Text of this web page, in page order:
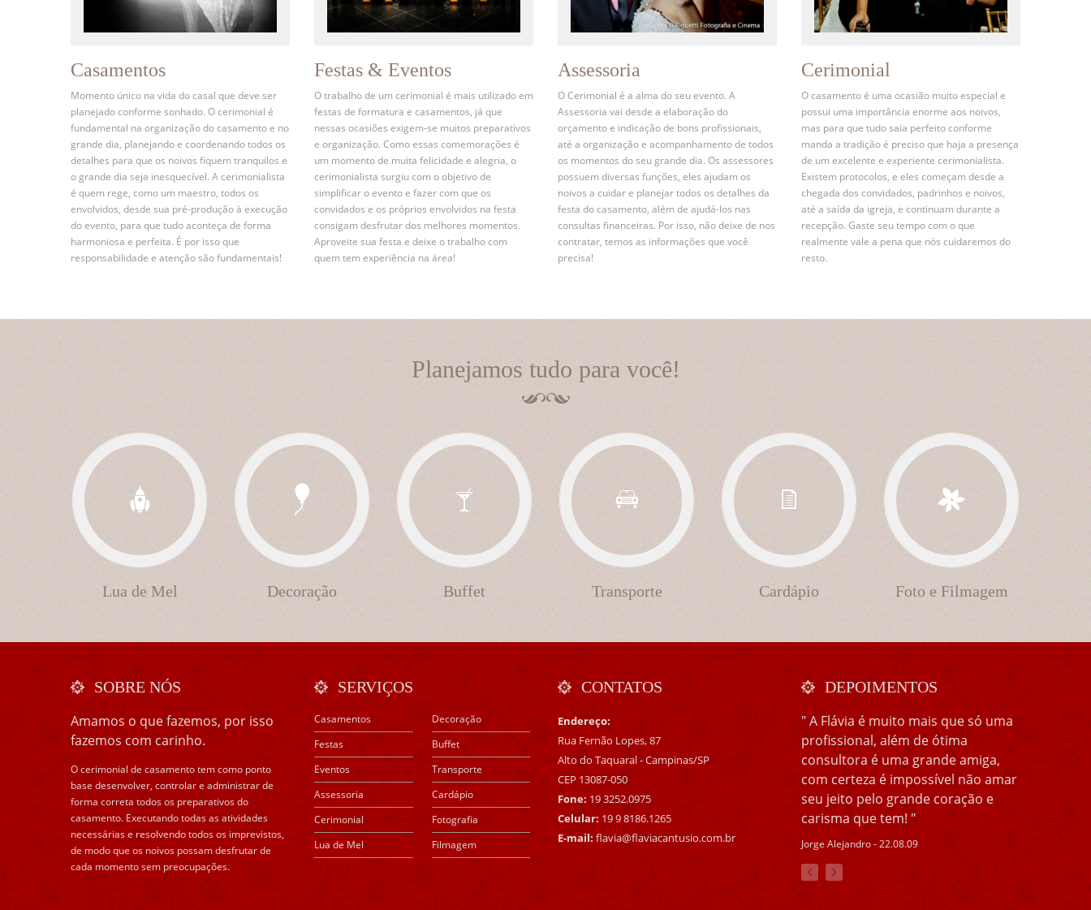
Casamentos
Momento único na vida do casal que deve ser
planejado conforme sonhado. O cerimonial é
fundamental na organização do casamento e no
grande dia, planejando e coordenando todos os
detalhes para que os noivos fiquem tranquilos e
o grande dia seja inesquecível. A cerimonialista
é quem rege, como um maestro, todos os
envolvidos, desde sua pré-produção à execução
do evento, para que tudo aconteça de forma
harmoniosa e perfeita. É por isso que
responsabilidade e atenção são fundamentais!
Festas & Eventos
O trabalho de um cerimonial é mais utilizado em
festas de formatura e casamentos, já que
nessas ocasiões exigem-se muitos preparativos
e organização. Como essas comemorações é
um momento de muita felicidade e alegria, o
cerimonialista surgiu com o objetivo de
simplificar o evento e fazer com que os
convidados e os próprios envolvidos na festa
consigam desfrutar dos melhores momentos.
Aproveite sua festa e deixe o trabalho com
quem tem experiência na área!
Assessoria
O Cerimonial é a alma do seu evento. A
Assessoria vai desde a elaboração do
orçamento e indicação de bons profissionais,
até a organização e acompanhamento de todos
os momentos do seu grande dia. Os assessores
possuem diversas funções, eles ajudam os
noivos a cuidar e planejar todos os detalhes da
festa do casamento, além de ajudá-los nas
consultas financeiras. Por isso, não deixe de nos
contratar, temos as informações que você
precisa!
Cerimonial
O casamento é uma ocasião muito especial e
possui uma importância enorme aos noivos,
mas para que tudo saia perfeito conforme
manda a tradição é preciso que haja a presença
de um excelente e experiente cerimonialista.
Existem protocolos, e eles começam desde a
chegada dos convidados, padrinhos e noivos,
até a saída da igreja, e continuam durante a
recepção. Gaste seu tempo com o que
realmente vale a pena que nós cuidaremos do
resto.
Planejamos tudo para você!
Lua de Mel Decoração Buffet Transporte Cardápio Foto e Filmagem
SOBRE NÓS
Amamos o que fazemos, por isso
fazemos com carinho.
O cerimonial de casamento tem como ponto
base desenvolver, controlar e administrar de
forma correta todos os preparativos do
casamento. Executando todas as atividades
necessárias e resolvendo todos os imprevistos,
de modo que os noivos possam desfrutar de
cada momento sem preocupações.
SERVIÇOS
Casamentos
Festas
Eventos
Assessoria
Cerimonial
Lua de Mel
Decoração
Buffet
Transporte
Cardápio
Fotografia
Filmagem
CONTATOS
Endereço:
Rua Fernão Lopes, 87
Alto do Taquaral - Campinas/SP
CEP 13087-050
Fone: 19 3252.0975
Celular: 19 9 8186.1265
E-mail: flavia@flaviacantusio.com.br
DEPOIMENTOS
" A Flávia é muito mais que só uma
profissional, além de ótima
consultora é uma grande amiga,
com certeza é impossível não amar
seu jeito pelo grande coração e
carisma que tem! "
Jorge Alejandro - 22.08.09